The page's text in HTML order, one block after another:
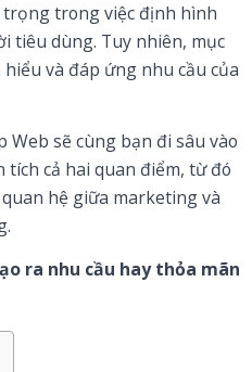
trong việc định hình
tiêu dùng. Tuy nhiên, mục
và đáp ứng nhu cầu của
Web sẽ cùng bạn đi sâu vào
cả hai quan điểm, từ đó
hệ giữa marketing và
ra nhu cầu hay thỏa mãn